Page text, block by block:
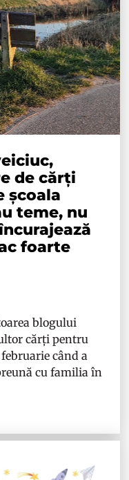
de cărți
școala
teme, nu
foarte
blogului
cărți pentru
când a
cu familia în